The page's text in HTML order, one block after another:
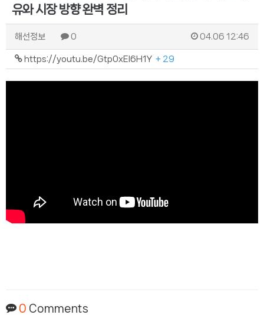
유와 시장 방향 완벽 정리
해선정보 0 04.06 12:46
https://youtu.be/Gtp0xEl6H1Y + 29
0 Comments